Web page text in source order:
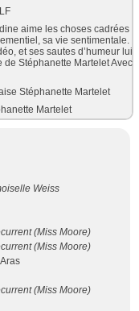
aime les choses cadrées
sa vie sentimentale.
et ses sautes d’humeur lui
Stéphanette Martelet Avec
Stéphanette Martelet
Martelet
Weiss
(Miss Moore)
(Miss Moore)
(Miss Moore)